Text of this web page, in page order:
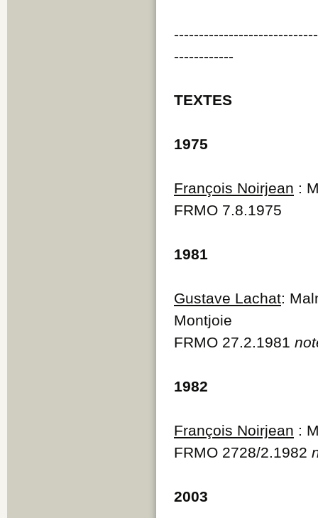
------------
TEXTES
1975
François Noirjean :
FRMO 7.8.1975
1981
Gustave Lachat:
Montjoie
FRMO 27.2.1981
1982
François Noirjean :
FRMO 2728/2.1982
2003